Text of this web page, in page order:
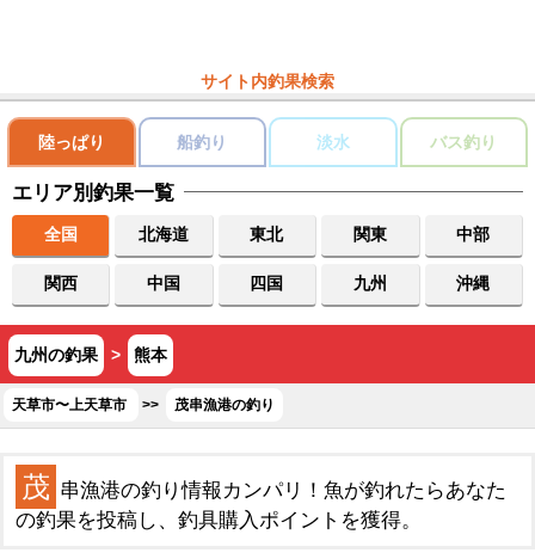
サイト内釣果検索
陸っぱり 船釣り 淡水 バス釣り
エリア別釣果一覧
全国 北海道 東北 関東 中部
関西 中国 四国 九州 沖縄
九州の釣果 > 熊本
天草市〜上天草市 >> 茂串漁港の釣り
茂 串漁港の釣り情報カンパリ！魚が釣れたらあなた
の釣果を投稿し、釣具購入ポイントを獲得。